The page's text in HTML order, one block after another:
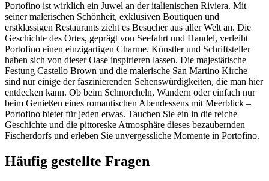
Portofino ist wirklich ein Juwel an der italienischen Riviera. Mit
seiner malerischen Schönheit, exklusiven Boutiquen und
erstklassigen Restaurants zieht es Besucher aus aller Welt an. Die
Geschichte des Ortes, geprägt von Seefahrt und Handel, verleiht
Portofino einen einzigartigen Charme. Künstler und Schriftsteller
haben sich von dieser Oase inspirieren lassen. Die majestätische
Festung Castello Brown und die malerische San Martino Kirche
sind nur einige der faszinierenden Sehenswürdigkeiten, die man hier
entdecken kann. Ob beim Schnorcheln, Wandern oder einfach nur
beim Genießen eines romantischen Abendessens mit Meerblick –
Portofino bietet für jeden etwas. Tauchen Sie ein in die reiche
Geschichte und die pittoreske Atmosphäre dieses bezaubernden
Fischerdorfs und erleben Sie unvergessliche Momente in Portofino.
Häufig gestellte Fragen